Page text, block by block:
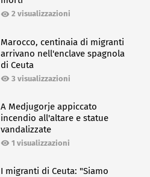
2 visualizzazioni
Marocco, centinaia di migranti
arrivano nell'enclave spagnola
di Ceuta
3 visualizzazioni
A Medjugorje appiccato
incendio all'altare e statue
vandalizzate
1 visualizzazioni
I migranti di Ceuta: "Siamo